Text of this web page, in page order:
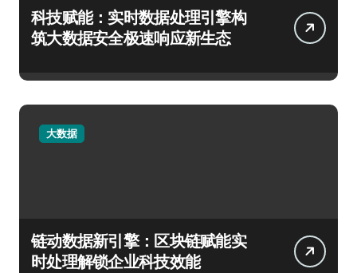
科技赋能：实时数据处理引擎构
筑大数据安全极速响应新生态
大数据
链动数据新引擎：区块链赋能实
时处理解锁企业科技效能